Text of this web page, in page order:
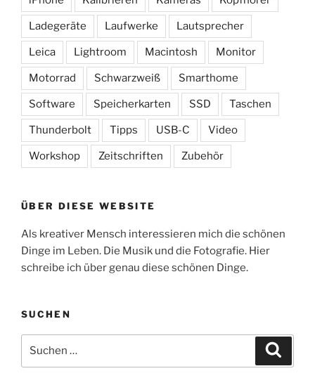
Ladegeräte Laufwerke Lautsprecher
Leica Lightroom Macintosh Monitor
Motorrad Schwarzweiß Smarthome
Software Speicherkarten SSD Taschen
Thunderbolt Tipps USB-C Video
Workshop Zeitschriften Zubehör
ÜBER DIESE WEBSITE
Als kreativer Mensch interessieren mich die schönen
Dinge im Leben. Die Musik und die Fotografie. Hier
schreibe ich über genau diese schönen Dinge.
SUCHEN
nach: